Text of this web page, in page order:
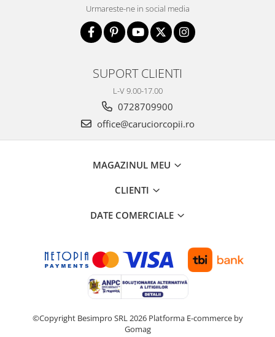
Urmareste-ne in social media
SUPORT CLIENTI
L-V 9.00-17.00
0728709900
office@caruciorcopii.ro
MAGAZINUL MEU
CLIENTI
DATE COMERCIALE
©Copyright Besimpro SRL 2026 Platforma E-commerce by
Gomag